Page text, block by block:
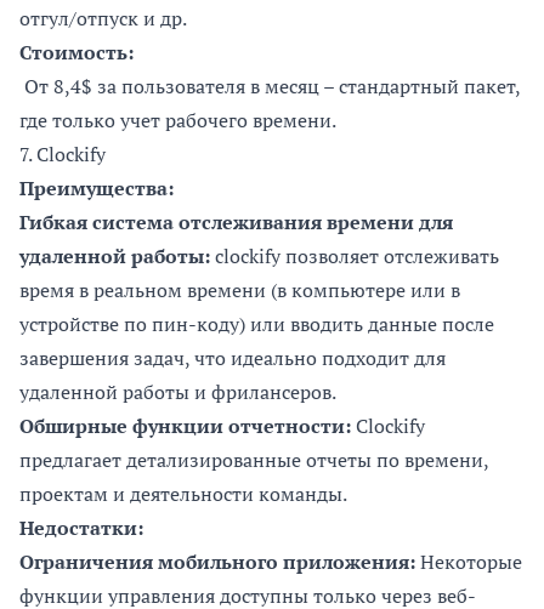
отгул/отпуск и др.
Стоимость:
От 8,4$ за пользователя в месяц – стандартный пакет,
где только учет рабочего времени.
7.Clockify
Преимущества:
Гибкая система отслеживания времени для
удаленной работы:clockify позволяет отслеживать
время в реальном времени (в компьютере или в
устройстве по пин-коду) или вводить данные после
завершения задач, что идеально подходит для
удаленной работы и фрилансеров.
Обширные функции отчетности:Clockify
предлагает детализированные отчеты по времени,
проектам и деятельности команды.
Недостатки:
Ограничения мобильного приложения:Некоторые
функции управления доступны только через веб-